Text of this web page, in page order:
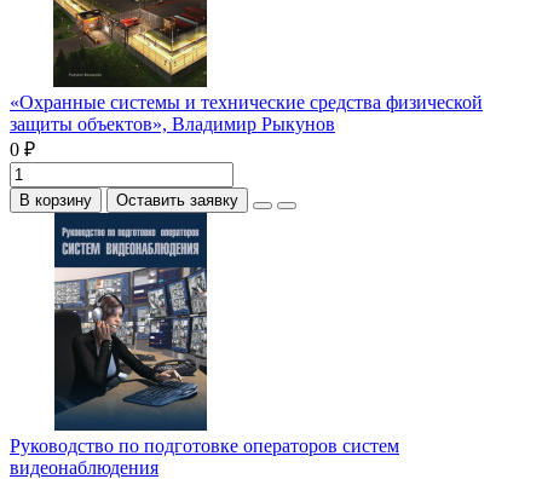
«Охранные системы и технические средства физической
защиты объектов», Владимир Рыкунов
0 ₽
В корзину Оставить заявку
Руководство по подготовке операторов систем
видеонаблюдения